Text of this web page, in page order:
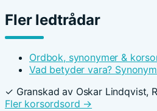
Fler ledtrådar
Ordbok, synonymer &
Vad betyder vara?
✓ Granskad av Oskar Lindqvist,
Fler korsordsord →